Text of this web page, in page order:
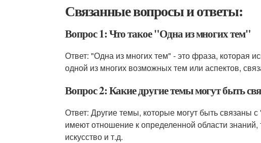
Связанные вопросы и ответы:
Вопрос 1: Что такое "Одна из многих тем"
Ответ: "Одна из многих тем" - это фраза, которая
одной из многих возможных тем или аспектов,
Вопрос 2: Какие другие темы могут быть
Ответ: Другие темы, которые могут быть связаны
имеют отношение к определенной области знаний,
искусство и т.д.